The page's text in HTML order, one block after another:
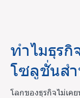
ทำไมธุร
โซลูชั่นส
โลกของธุรกิจไม่เค